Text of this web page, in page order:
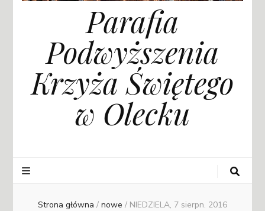
Parafia
Podwyższenia
Krzyża Świętego
w Olecku
Strona główna / nowe / NIEDZIELA, 7 sierpn. 2016